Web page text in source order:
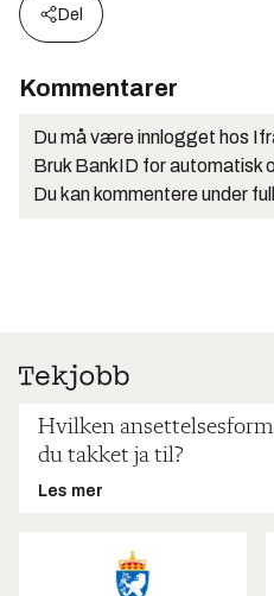
Del
Kommentarer
Du må være innlogget hos
Bruk BankID for automatisk
Du kan kommentere under
Hvilken
du takket ja til?
Les mer